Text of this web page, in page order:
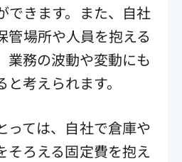
できます。また、自社
管場所や人員を抱える
業務の波動や変動にも
考えられます。
っては、自社で倉庫や
そろえる固定費を抱え